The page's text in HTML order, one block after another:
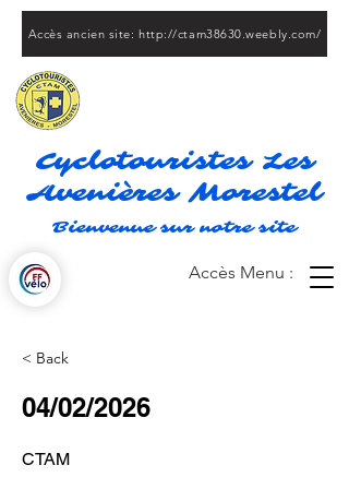
Accès ancien site: http://ctam38630.weebly.com/
Cyclotouristes Les
Avenières Morestel
Bienvenue sur notre site
Accès Menu :
< Back
04/02/2026
CTAM